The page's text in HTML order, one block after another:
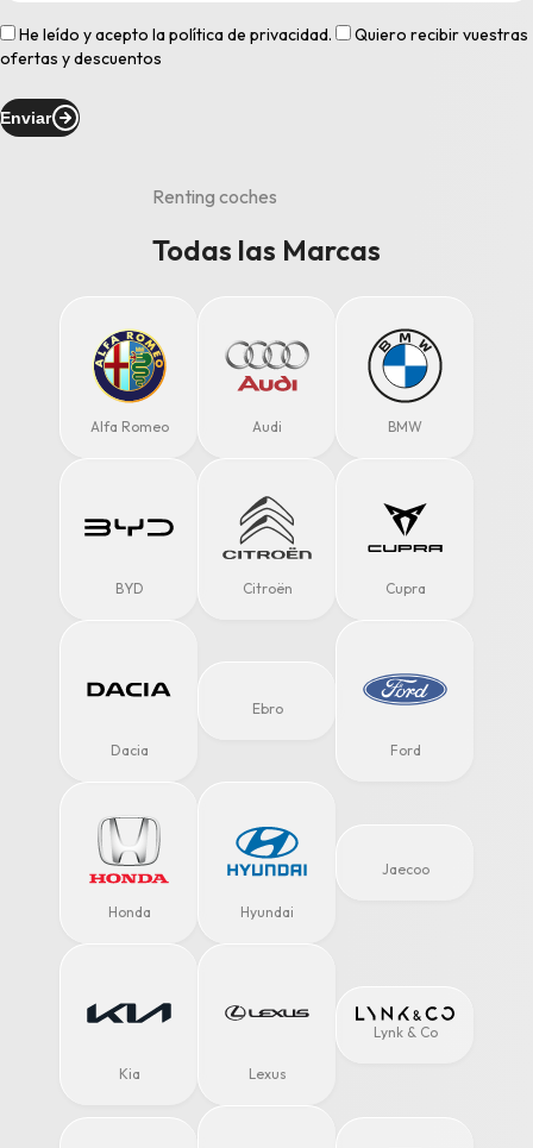
He leído y acepto lapolítica de privacidad.
Quiero recibir vuestras
ofertas y descuentos
Enviar
Renting coches
Todas las Marcas
Alfa Romeo Audi BMW
BYD Citroën Cupra
Dacia
Ebro
Ford
Honda Hyundai
Jaecoo
Kia Lexus
Lynk & Co